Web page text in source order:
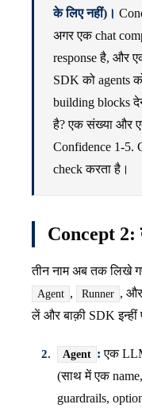
के लिए नहीं)।
अगर एक chat
response है, और
SDK को agents
building blocks
है? एक संख्या और
Confidence 1-5.
check करता है।
Concept
तीन नाम अब तक लिखे
Agent , Runner ,
लें और बाक़ी SDK इन्हीं
Agent : एक
(साथ में एक
guardrails,